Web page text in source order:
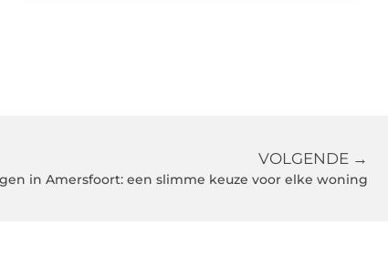
VOLGENDE →
in Amersfoort: een slimme keuze voor elke woning